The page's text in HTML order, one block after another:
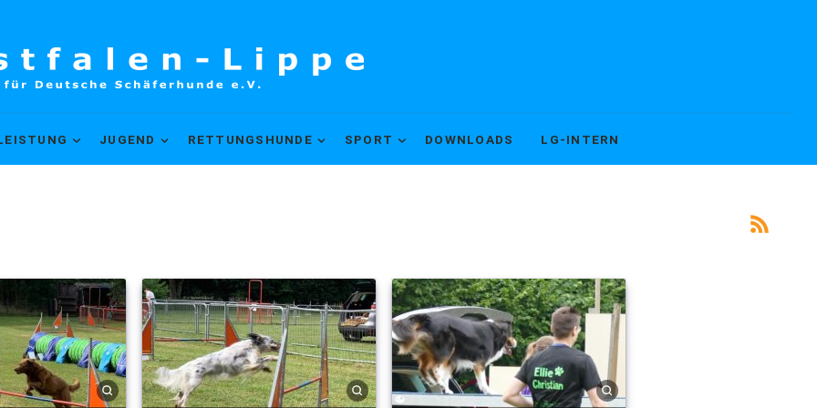
JUGEND RETTUNGSHUNDE SPORT DOWNLOADS LG-INTERN